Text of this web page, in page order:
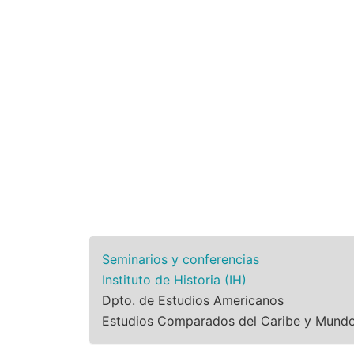
Seminarios y conferencias
Instituto de Historia (IH)
Dpto. de Estudios Americanos
Estudios Comparados del Caribe y